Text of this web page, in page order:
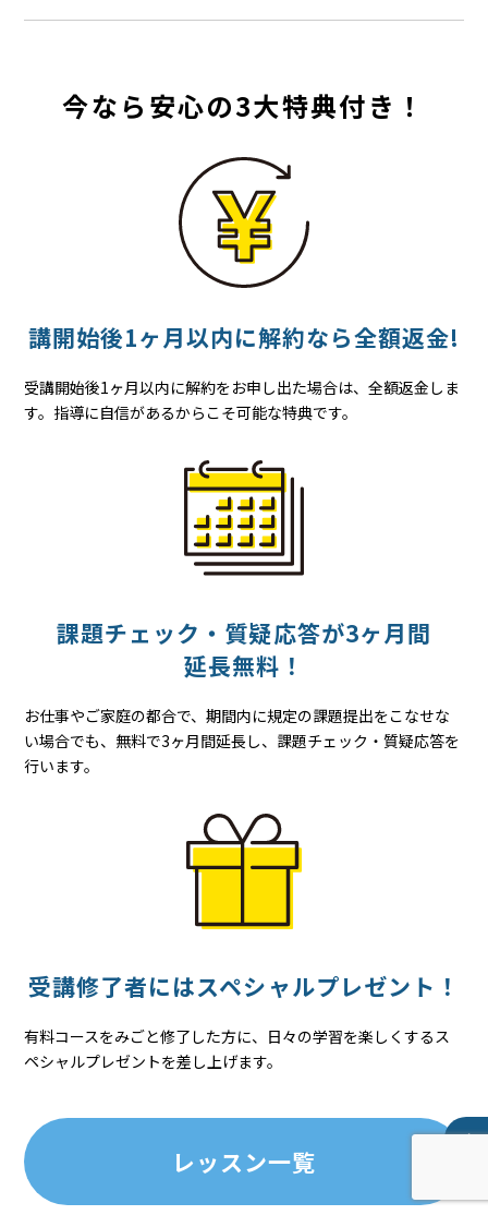
今なら安心の3大特典付き！
講開始後1ヶ月以内に解約なら全額返金!
受講開始後1ヶ月以内に解約をお申し出た場合は、全額返金しま
す。指導に自信があるからこそ可能な特典です。
課題チェック・質疑応答が3ヶ月間
延長無料！
お仕事やご家庭の都合で、期間内に規定の課題提出をこなせな
い場合でも、無料で3ヶ月間延長し、課題チェック・質疑応答を
行います。
受講修了者にはスペシャルプレゼント！
有料コースをみごと修了した方に、日々の学習を楽しくするス
ペシャルプレゼントを差し上げます。
レッスン一覧